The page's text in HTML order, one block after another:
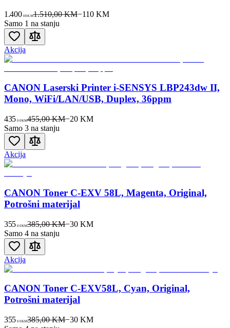
1.400 00KM1.510,00 KM−110KM
Samo 1 na stanju
Akcija
CANON Laserski Printer i-SENSYS LBP243dw II,
Mono, WiFi/LAN/USB, Duplex, 36ppm
435 00KM455,00 KM−20 KM
Samo 3 na stanju
Akcija
CANON Toner C-EXV 58L, Magenta, Original,
Potrošni materijal
355 00KM385,00 KM−30 KM
Samo 4 na stanju
Akcija
CANON Toner C-EXV58L, Cyan, Original,
Potrošni materijal
355 00KM385,00 KM−30 KM